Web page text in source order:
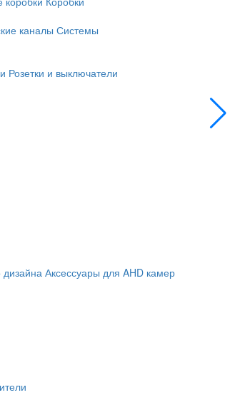
каналы Системы
Розетки и выключатели
дизайнаАксессуары для AHD камер